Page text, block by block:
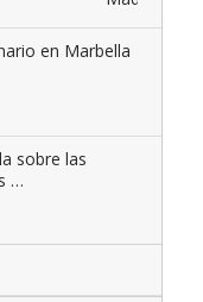
en Marbella
sobre las
…